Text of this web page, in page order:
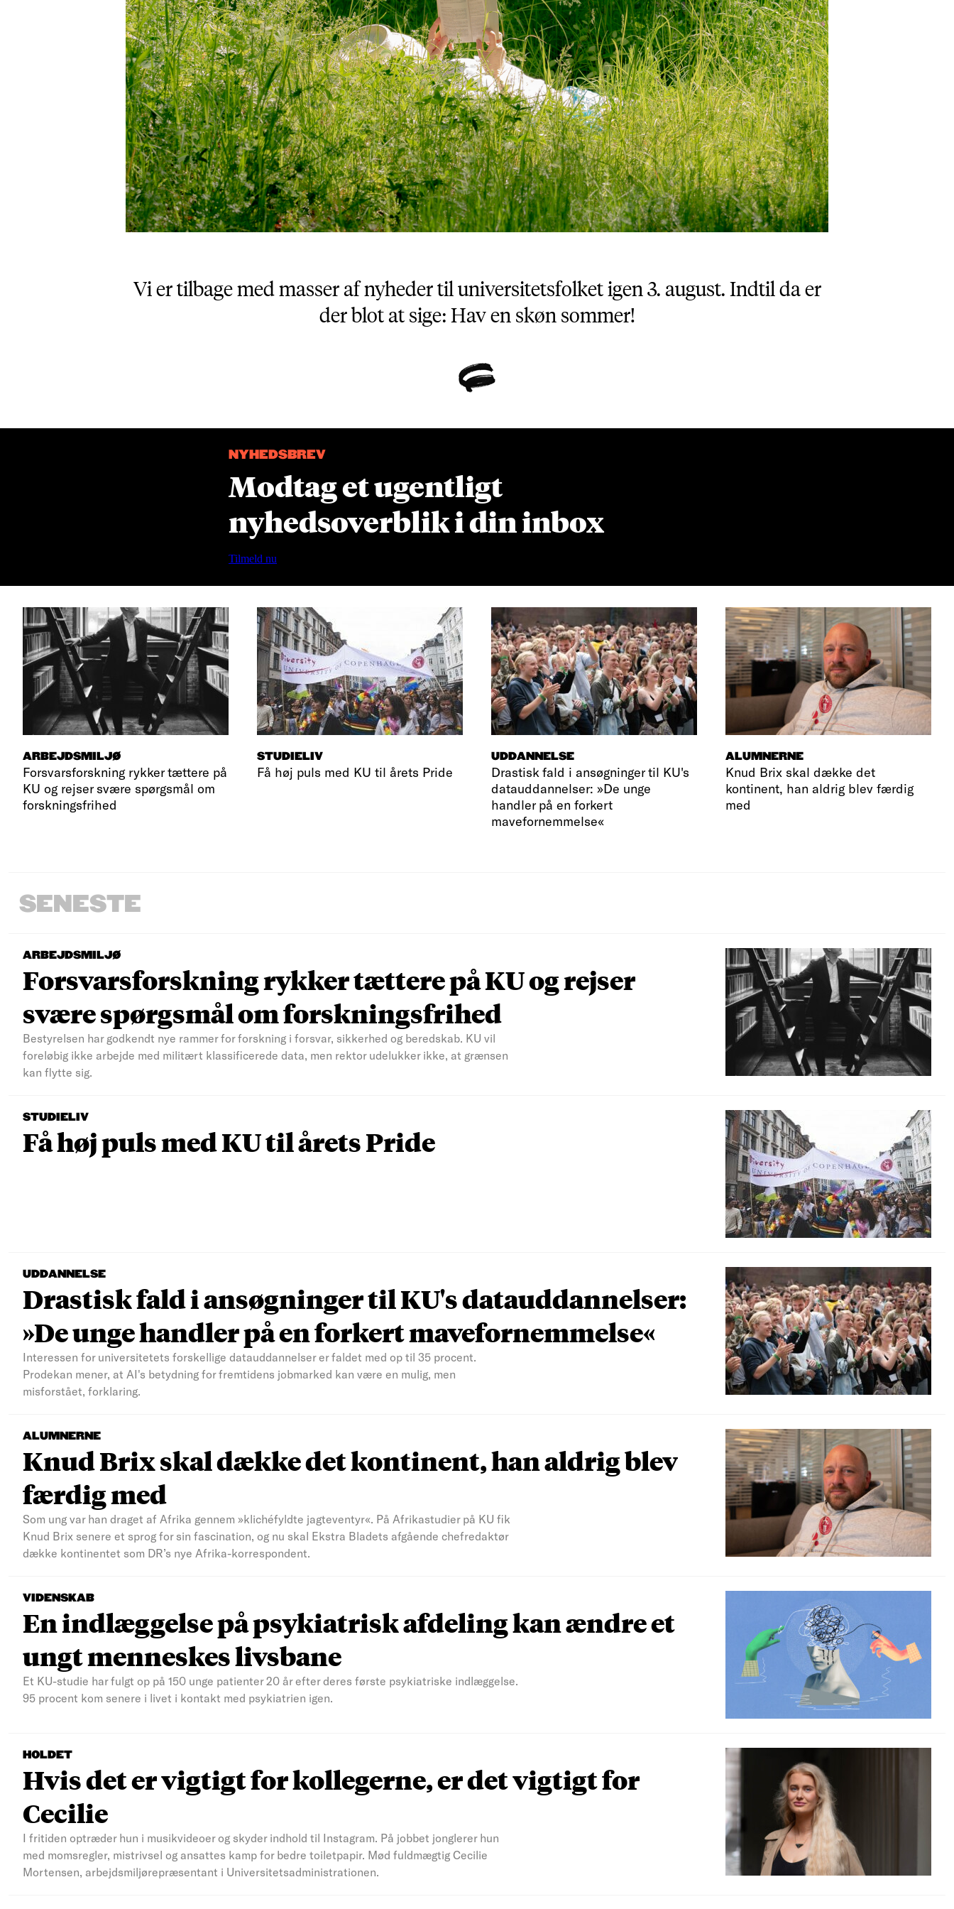
Vi er tilbage med masser af nyheder til universitetsfolket igen 3. august. Indtil da er
der blot at sige: Hav en skøn sommer!
NYHEDSBREV
Modtag et ugentligt
nyhedsoverblik i din inbox
Tilmeld nu
ARBEJDSMILJØ
Forsvarsforskning rykker tættere på
KU og rejser svære spørgsmål om
forskningsfrihed
STUDIELIV
Få høj puls med KU til årets Pride
UDDANNELSE
Drastisk fald i ansøgninger til KU's
datauddannelser: »De unge
handler på en forkert
mavefornemmelse«
ALUMNERNE
Knud Brix skal dække det
kontinent, han aldrig blev færdig
med
SENESTE
ARBEJDSMILJØ
Forsvarsforskning rykker tættere på KU og rejser
svære spørgsmål om forskningsfrihed
Bestyrelsen har godkendt nye rammer for forskning i forsvar, sikkerhed og beredskab. KU vil
foreløbig ikke arbejde med militært klassificerede data, men rektor udelukker ikke, at grænsen
kan flytte sig.
STUDIELIV
Få høj puls med KU til årets Pride
UDDANNELSE
Drastisk fald i ansøgninger til KU's datauddannelser:
»De unge handler på en forkert mavefornemmelse«
Interessen for universitetets forskellige datauddannelser er faldet med op til 35 procent.
Prodekan mener, at AI's betydning for fremtidens jobmarked kan være en mulig, men
misforstået, forklaring.
ALUMNERNE
Knud Brix skal dække det kontinent, han aldrig blev
færdig med
Som ung var han draget af Afrika gennem »klichéfyldte jagteventyr«. På Afrikastudier på KU fik
Knud Brix senere et sprog for sin fascination, og nu skal Ekstra Bladets afgående chefredaktør
dække kontinentet som DR’s nye Afrika-korrespondent.
VIDENSKAB
En indlæggelse på psykiatrisk afdeling kan ændre et
ungt menneskes livsbane
Et KU-studie har fulgt op på 150 unge patienter 20 år efter deres første psykiatriske indlæggelse.
95 procent kom senere i livet i kontakt med psykiatrien igen.
HOLDET
Hvis det er vigtigt for kollegerne, er det vigtigt for
Cecilie
I fritiden optræder hun i musikvideoer og skyder indhold til Instagram. På jobbet jonglerer hun
med momsregler, mistrivsel og ansattes kamp for bedre toiletpapir. Mød fuldmægtig Cecilie
Mortensen, arbejdsmiljørepræsentant i Universitetsadministrationen.